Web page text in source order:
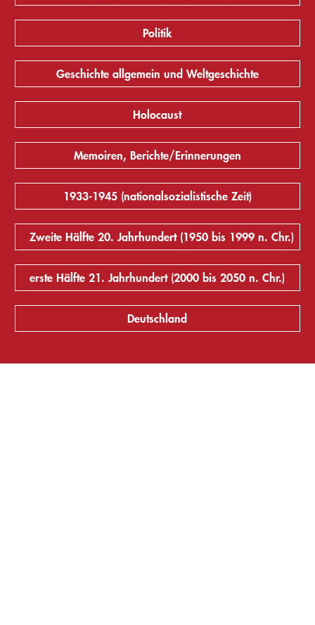
Politik
Geschichte allgemein und Weltgeschichte
Holocaust
Memoiren, Berichte/Erinnerungen
1933-1945 (nationalsozialistische Zeit)
Zweite Hälfte 20. Jahrhundert (1950 bis 1999 n. Chr.)
erste Hälfte 21. Jahrhundert (2000 bis 2050 n. Chr.)
Deutschland